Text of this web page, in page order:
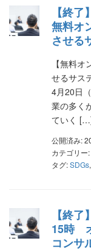
【終
無料オ
させる
【無料
せるサス
4月20日
業の多く
ていく
公開済み:
カテゴリー:
タグ:SDGs,
【終
15時
コンサ